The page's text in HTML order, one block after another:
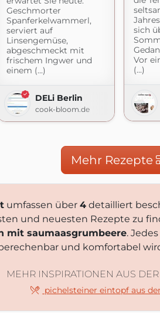
Geschmorter
Spanferkelwammerl,
serviert auf
Linsengemüse,
abgeschmeckt mit
frischem Ingwer und
einem (...)
DELi Berlin
cook-bloom.de
sich
Vor
(...)
Mehr Rezepte
umfassen über 4 detailliert
und neuesten Rezepte zu
mit saumaasgrumbeere.
und komfortabel
MEHR INSPIRATIONEN AUS
pichelsteiner eintopf aus